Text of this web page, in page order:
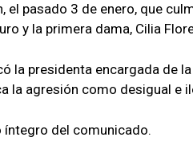
el pasado 3 de enero, que
y la primera dama, Cilia
la presidenta encargada de
la agresión como desigual e
del comunicado.